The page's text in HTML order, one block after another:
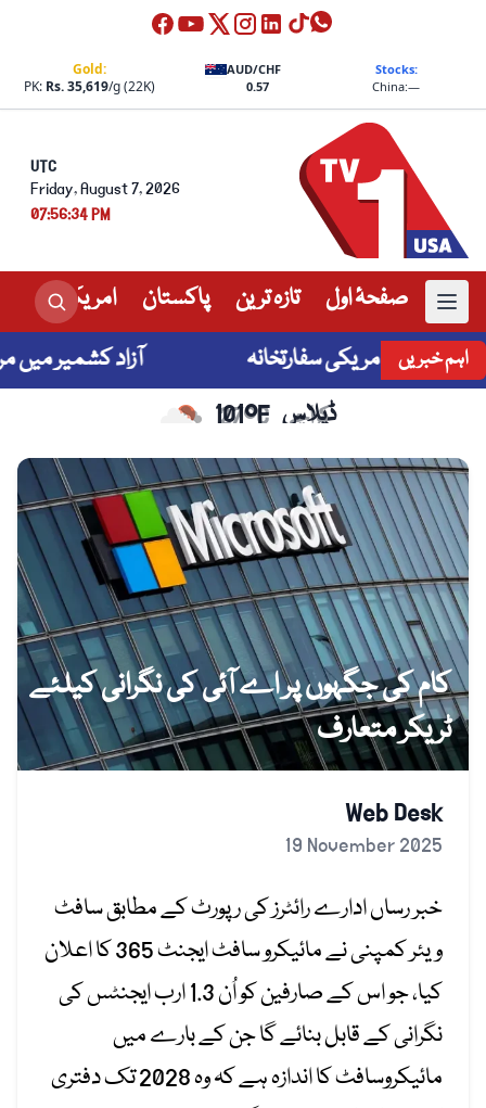
Gold:
PK: Rs. 35,619/g (22K)
AUD/CHF
0.57
Stocks:
China:—
UTC
Friday, August 7, 2026
07:56:34 PM
صفحۂ اول تازہ ترین پاکستان امریکہ
اہم خبریں
امریکی سفارتخانہ
آزاد کشمیر میں
کراچی 27°C
کام کی جگہوں پر اے آئی کی نگرانی کیلئے
ٹریکر متعارف
Web Desk
19 November 2025
خبر رساں ادارے رائٹرزکیرپورٹکےمطابقسافٹ
ویئرکمپنینےمائیکروسافٹایجنٹ365کااعلان
کیا، جو اسکےصارفینکواُن1.3ارب ایجنٹسکی
نگرانیکےقابل بنائےگاجنکےبارے میں
مائیکروسافٹکااندازہہے کہوہ2028تک دفتری